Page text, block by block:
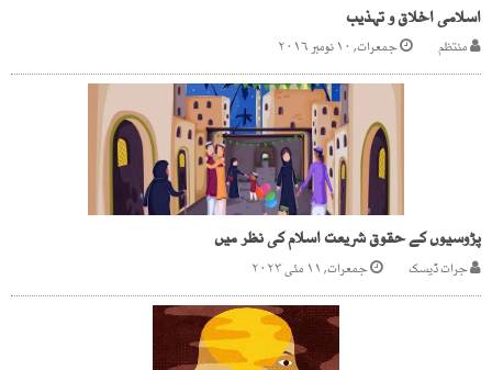
اسلامی اخلاق و تہذیب
منتظم جمعرات, ۱۰ نومبر ۲۰۱۶
پڑوسیوں کے حقوق شریعت اسلام کی نظر میں
جرات ڈیسک جمعرات, ۱۱ مئی ۲۰۲۳